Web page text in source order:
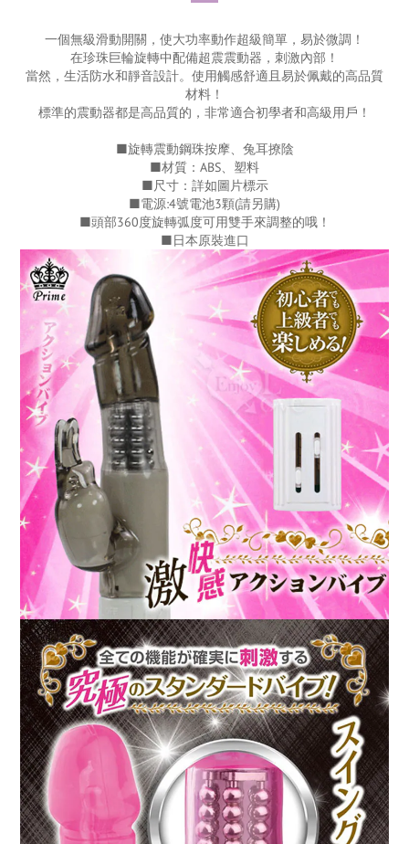
一個無級滑動開關，使大功率動作超級簡單，易於微調！
在珍珠巨輪旋轉中配備超震震動器，刺激內部！
當然，生活防水和靜音設計。使用觸感舒適且易於佩戴的高品質
材料！
標準的震動器都是高品質的，非常適合初學者和高級用戶！
■旋轉震動鋼珠按摩、兔耳撩陰
■材質：ABS、塑料
■尺寸：詳如圖片標示
■電源:4號電池3顆(請另購)
■頭部360度旋轉弧度可用雙手來調整的哦！
■日本原裝進口